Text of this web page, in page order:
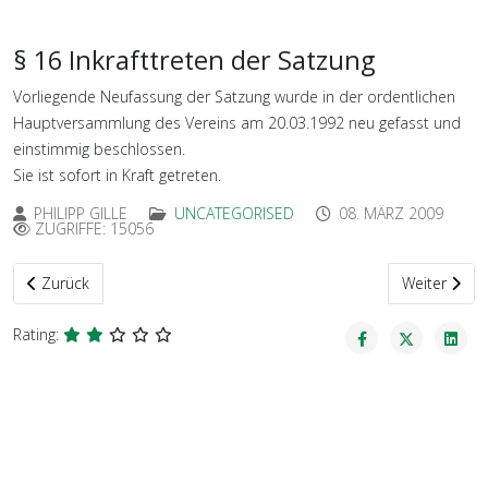
§ 16 Inkrafttreten der Satzung
Vorliegende Neufassung der Satzung wurde in der ordentlichen
Hauptversammlung des Vereins am 20.03.1992 neu gefasst und
einstimmig beschlossen.
Sie ist sofort in Kraft getreten.
PHILIPP GILLE
UNCATEGORISED 08. MÄRZ 2009
ZUGRIFFE: 15056
Vorheriger Beitrag: Mitglied werden
Zurück Nächster
Weiter
Rating: